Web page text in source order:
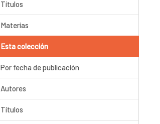
Títulos
Materias
Esta colección
Por fecha de publicación
Autores
Títulos